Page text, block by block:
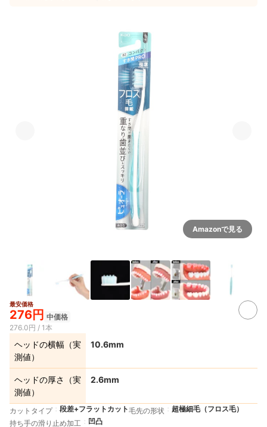
Amazonで見る
最安価格
276円 中価格
276.0円 / 1本
ヘッドの横幅（実
測値）
10.6mm
ヘッドの厚さ（実
測値）
2.6mm
カットタイプ 段差+フラットカット毛先の形状
超極細毛（フロス毛）
持ち手の滑り止め加工
凹凸